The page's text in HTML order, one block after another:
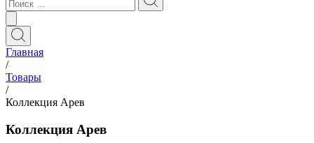
Главная
/
Товары
/
Коллекция Арев
Коллекция Арев